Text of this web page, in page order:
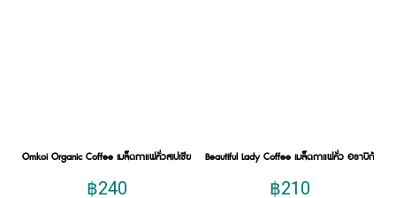
Omkoi Organic Coffee เมล็ดกาแฟคั่วสเปเชียลตี้ อราบิก้า จากอมก๋อย
฿240
Beautiful Lady Coffee เมล็ดกาแฟคั่ว อราบิก้าสเ
฿210